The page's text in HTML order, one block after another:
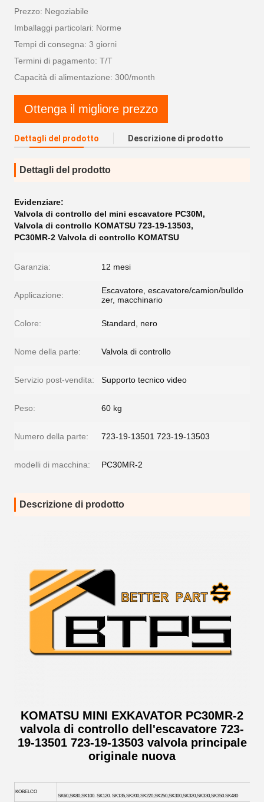
Prezzo: Negoziabile
Imballaggi particolari: Norme
Tempi di consegna: 3 giorni
Termini di pagamento: T/T
Capacità di alimentazione: 300/month
Ottenga il migliore prezzo
Dettagli del prodotto Descrizione di prodotto
Dettagli del prodotto
Evidenziare:
Valvola di controllo del mini escavatore PC30M,
Valvola di controllo KOMATSU 723-19-13503,
PC30MR-2 Valvola di controllo KOMATSU
Garanzia: 12 mesi
Applicazione:
Escavatore, escavatore/camion/bulldo
zer, macchinario
Colore: Standard, nero
Nome della parte: Valvola di controllo
Servizio post-vendita: Supporto tecnico video
Peso: 60 kg
Numero della parte: 723-19-13501 723-19-13503
modelli di macchina: PC30MR-2
Descrizione di prodotto
KOMATSU MINI EXKAVATOR PC30MR-2
valvola di controllo dell'escavatore 723-
19-13501 723-19-13503 valvola principale
originale nuova
KOBELCO
SK60,SK80,SK100. SK120. SK135,SK200,SK220,SK250,SK300,SK320,SK330,SK350.SK480